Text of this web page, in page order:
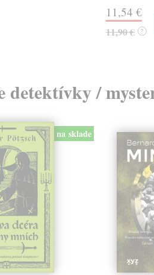
11,54 €
11,90 € ?
detektívky /
na sklade